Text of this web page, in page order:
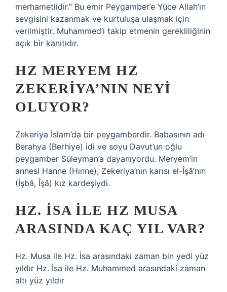
merhametlidir.” Bu emir Peygamber’e Yüce Allah’ın
sevgisini kazanmak ve kurtuluşa ulaşmak için
verilmiştir. Muhammed’i takip etmenin gerekliliğinin
açık bir kanıtıdır.
HZ MERYEM HZ
ZEKERIYA’NIN NEYI
OLUYOR?
Zekeriya İslam’da bir peygamberdir. Babasının adı
Berahya (Berhiye) idi ve soyu Davut’un oğlu
peygamber Süleyman’a dayanıyordu. Meryem’in
annesi Hanne (Hınne), Zekeriya’nın karısı el-Îşâ’nın
(İşbâ, Îşâ) kız kardeşiydi.
HZ. İSA ILE HZ MUSA
ARASINDA KAÇ YIL VAR?
Hz. Musa ile Hz. İsa arasındaki zaman bin yedi yüz
yıldır Hz. İsa ile Hz. Muhammed arasındaki zaman
altı yüz yıldır